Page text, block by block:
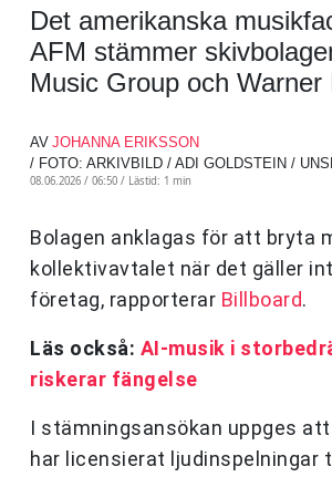
Det amerikanska
AFM stämmer
Music Group och Warner
AV JOHANNA ERIKSSON
/ FOTO: ARKIVBILD / ADI GOLDSTEIN /
08.06.2026 / 06:50 / Lästid: 1 min
Bolagen anklagas för att bryta
kollektivavtalet när det gäller
företag, rapporterar Billboard.
Läs också: AI-musik i
riskerar fängelse
I stämningsansökan uppges
har licensierat ljudinspelningar